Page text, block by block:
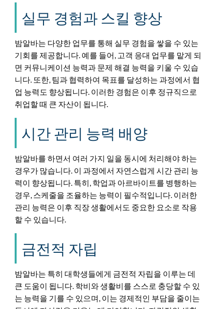
실무 경험과 스킬 향상
밤알바는 다양한 업무를 통해 실무 경험을 쌓을 수 있는
기회를 제공합니다. 예를 들어, 고객 응대 업무를 맡게 되
면 커뮤니케이션 능력과 문제 해결 능력을 키울 수 있습
니다. 또한, 팀과 협력하여 목표를 달성하는 과정에서 협
업 능력도 향상됩니다. 이러한 경험은 이후 정규직으로
취업할 때 큰 자산이 됩니다.
시간 관리 능력 배양
밤알바를 하면서 여러 가지 일을 동시에 처리해야 하는
경우가 많습니다. 이 과정에서 자연스럽게 시간 관리 능
력이 향상됩니다. 특히, 학업과 아르바이트를 병행하는
경우, 스케줄을 조율하는 능력이 필수적입니다. 이러한
관리 능력은 이후 직장 생활에서도 중요한 요소로 작용
할 수 있습니다.
금전적 자립
밤알바는 특히 대학생들에게 금전적 자립을 이루는 데
큰 도움이 됩니다. 학비와 생활비를 스스로 충당할 수 있
는 능력을 기를 수 있으며, 이는 경제적인 부담을 줄이는